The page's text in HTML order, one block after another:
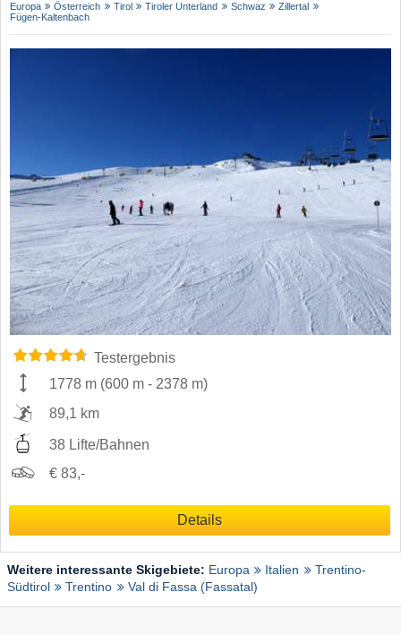
Europa Österreich Tirol Tiroler Unterland Schwaz
Zillertal
Fügen-Kaltenbach
Testergebnis
1778 m (600 m - 2378 m)
89,1 km
38 Lifte/Bahnen
€ 83,-
Details
Weitere interessante Skigebiete: Europa Italien
Trentino-
Südtirol
Trentino Val di Fassa (Fassatal)